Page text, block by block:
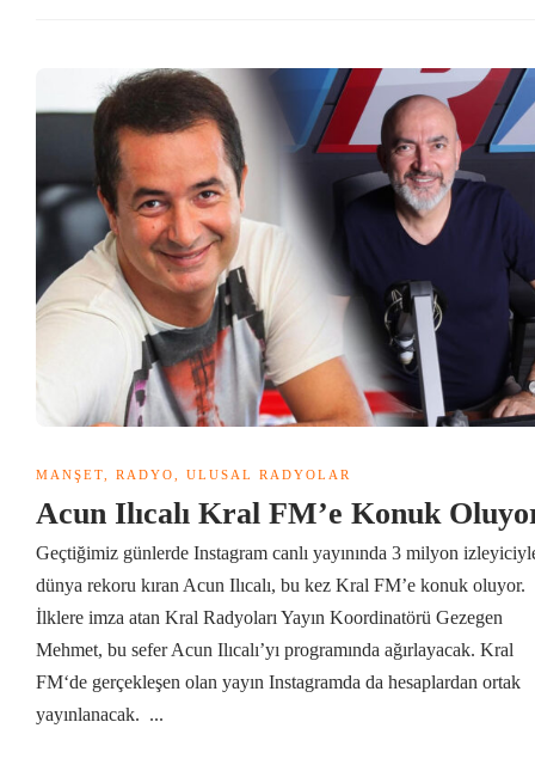
MANŞET, RADYO, ULUSAL RADYOLAR
Acun Ilıcalı Kral FM’e Konuk
Geçtiğimiz günlerde Instagram canlı yayınında 3 milyon
dünya rekoru kıran Acun Ilıcalı, bu kez Kral FM’e konuk oluyor.
İlklere imza atan Kral Radyoları Yayın Koordinatörü Gezegen
Mehmet, bu sefer Acun Ilıcalı’yı programında ağırlayacak. Kral
FM‘de gerçekleşen olan yayın Instagramda da hesaplardan ortak
yayınlanacak. ...